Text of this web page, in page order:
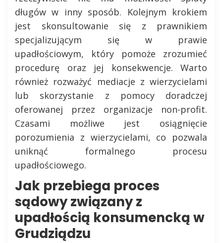
długów w inny sposób. Kolejnym krokiem
jest skonsultowanie się z prawnikiem
specjalizującym się w prawie
upadłościowym, który pomoże zrozumieć
procedurę oraz jej konsekwencje. Warto
również rozważyć mediacje z wierzycielami
lub skorzystanie z pomocy doradczej
oferowanej przez organizacje non-profit.
Czasami możliwe jest osiągnięcie
porozumienia z wierzycielami, co pozwala
uniknąć formalnego procesu
upadłościowego.
Jak przebiega proces
sądowy związany z
upadłością konsumencką w
Grudziądzu